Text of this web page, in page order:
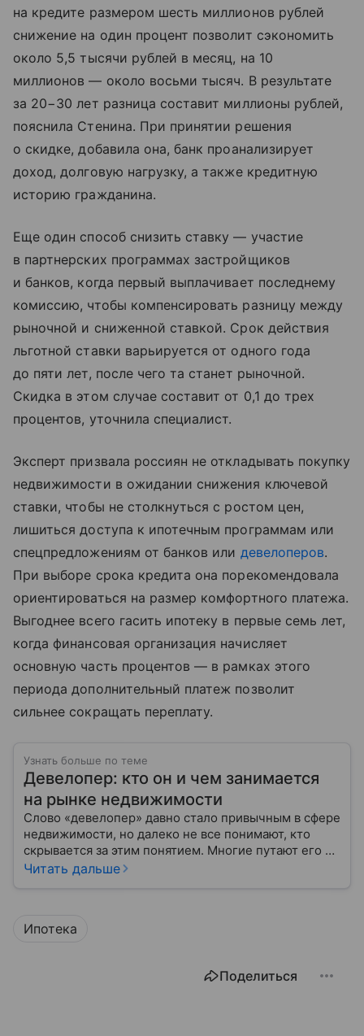
на кредите размером шесть миллионов рублей
снижение на один процент позволит сэкономить
около 5,5 тысячи рублей в месяц, на 10
миллионов — около восьми тысяч. В результате
за 20−30 лет разница составит миллионы рублей,
пояснила Стенина. При принятии решения
о скидке, добавила она, банк проанализирует
доход, долговую нагрузку, а также кредитную
историю гражданина.
Еще один способ снизить ставку — участие
в партнерских программах застройщиков
и банков, когда первый выплачивает последнему
комиссию, чтобы компенсировать разницу между
рыночной и сниженной ставкой. Срок действия
льготной ставки варьируется от одного года
до пяти лет, после чего та станет рыночной.
Скидка в этом случае составит от 0,1 до трех
процентов, уточнила специалист.
Эксперт призвала россиян не откладывать покупку
недвижимости в ожидании снижения ключевой
ставки, чтобы не столкнуться с ростом цен,
лишиться доступа к ипотечным программам или
спецпредложениям от банков или девелоперов.
При выборе срока кредита она порекомендовала
ориентироваться на размер комфортного платежа.
Выгоднее всего гасить ипотеку в первые семь лет,
когда финансовая организация начисляет
основную часть процентов — в рамках этого
периода дополнительный платеж позволит
сильнее сокращать переплату.
Узнать больше по теме
Девелопер: кто он и чем занимается
на рынке недвижимости
Слово «девелопер» давно стало привычным в сфере
недвижимости, но далеко не все понимают, кто
скрывается за этим понятием. Многие путают его с
застройщиком, думая, что это одно и то же. На
Читать дальше
Ипотека
Поделиться